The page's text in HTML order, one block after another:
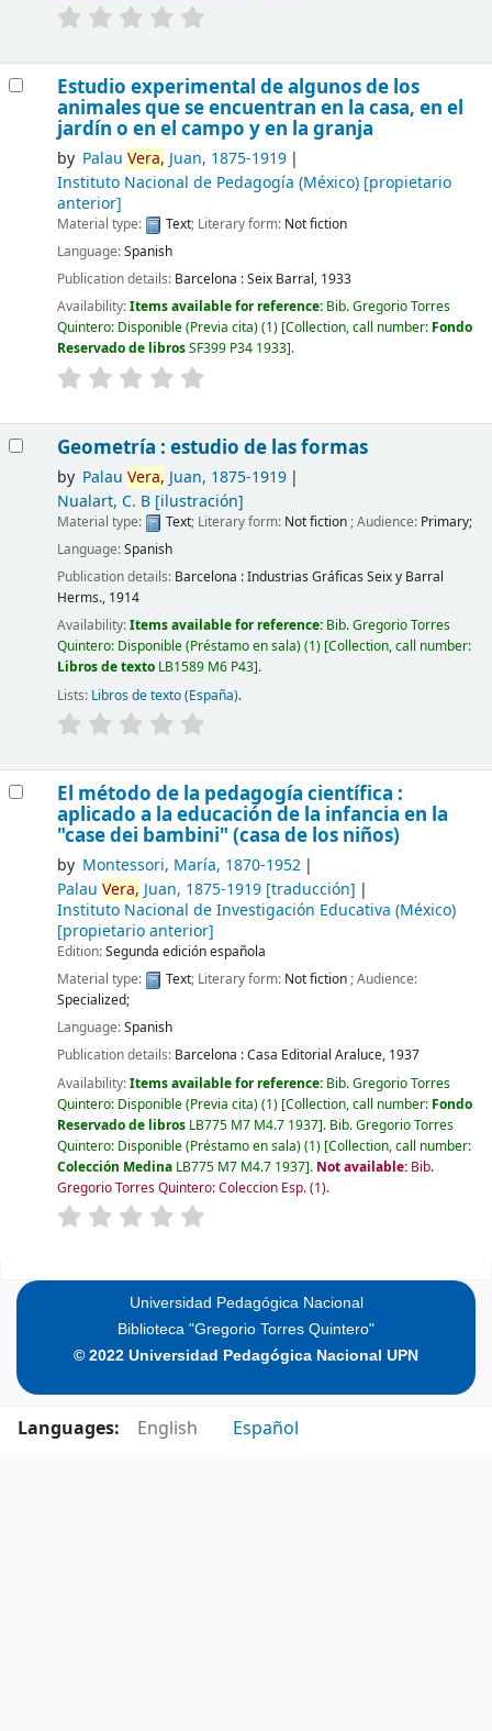
Estudio experimental de algunos de los
animales que se encuentran en la casa, en el
jardín o en el campo y en la granja
by Palau Vera, Juan, 1875-1919
Instituto Nacional de Pedagogía (México)[propietario
anterior]
Material type: Text; Literary form: Not fiction
Language:Spanish
Publication details: Barcelona :Seix Barral, 1933
Availability:Items available for reference: Bib. Gregorio Torres
Quintero: Disponible (Previa cita)(1) Collection, call number: Fondo
Reservado de librosSF399 P34 1933 .
Geometría : estudio de las formas
by Palau Vera, Juan, 1875-1919
Nualart, C. B[ilustración]
Material type: Text; Literary form: Not fiction; Audience: Primary;
Language:Spanish
Publication details: Barcelona :Industrias Gráficas Seix y Barral
Herms., 1914
Availability:Items available for reference: Bib. Gregorio Torres
Quintero: Disponible (Préstamo en sala)(1) Collection, call number:
Libros de texto LB1589 M6 P43 .
Lists: Libros de texto (España).
El método de la pedagogía científica :
aplicado a la educación de la infancia en la
"case dei bambini" (casa de los niños)
by Montessori, María, 1870-1952
Palau Vera, Juan, 1875-1919[traducción]
Instituto Nacional de Investigación Educativa (México)
[propietario anterior]
Edition:Segunda edición española
Material type:
Text; Literary form: Not fiction; Audience:
Specialized;
Language:Spanish
Publication details: Barcelona :Casa Editorial Araluce, 1937
Availability:Items available for reference: Bib. Gregorio Torres
Quintero: Disponible (Previa cita)(1) Collection, call number: Fondo
Reservado de libros LB775 M7 M4.7 1937 . Bib. Gregorio Torres
Quintero: Disponible (Préstamo en sala)(1) Collection, call number:
Colección Medina LB775 M7 M4.7 1937 . Not available: Bib.
Gregorio Torres Quintero: Coleccion Esp.(1).
Universidad Pedagógica Nacional
Biblioteca "Gregorio Torres Quintero"
© 2022 Universidad Pedagógica Nacional UPN
Languages: English Español